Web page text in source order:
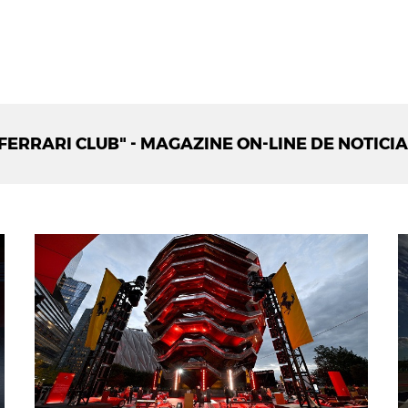
CLUB" - MAGAZINE ON-LINE DE